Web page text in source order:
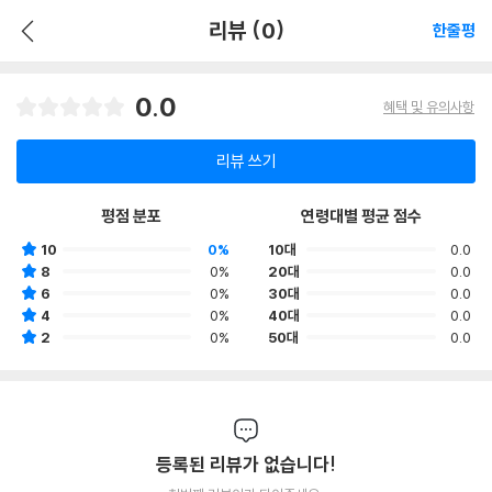
리뷰 (0) 한줄평
0.0 혜택 및 유의사항
리뷰 쓰기
평점 분포
10
0%
8
0%
6
0%
4
0%
2
0%
연령대별 평균 점수
10대
0.0
20대
0.0
30대
0.0
40대
0.0
50대
0.0
등록된 리뷰가 없습니다!